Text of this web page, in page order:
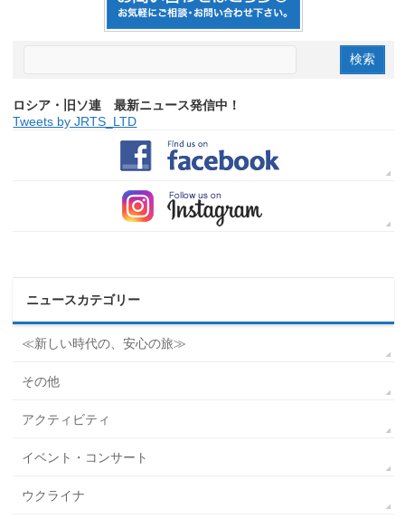
ロシア・旧ソ連 最新ニュース発信中！
Tweets by JRTS_LTD
ニュースカテゴリー
≪新しい時代の、安心の旅≫
その他
アクティビティ
イベント・コンサート
ウクライナ